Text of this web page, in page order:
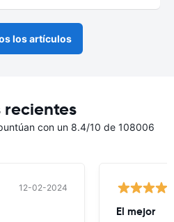
los artículos
recientes
con un 8.4/10 de 108006
12-02-2024
El mejor